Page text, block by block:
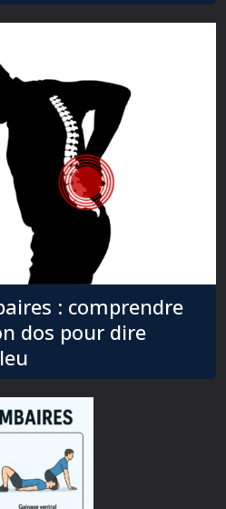
: comprendre
dos pour dire